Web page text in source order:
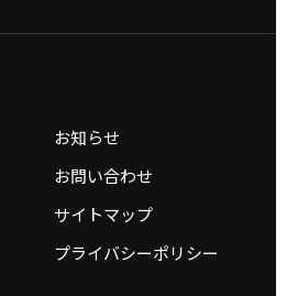
お知らせ
お問い合わせ
サイトマップ
プライバシーポリシー